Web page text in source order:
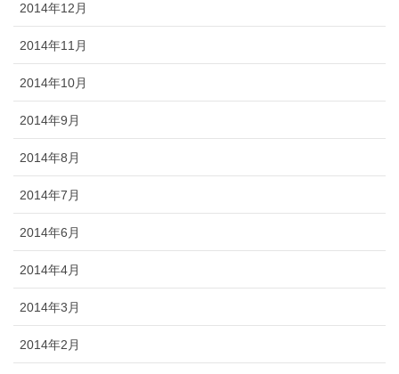
2014年12月
2014年11月
2014年10月
2014年9月
2014年8月
2014年7月
2014年6月
2014年4月
2014年3月
2014年2月